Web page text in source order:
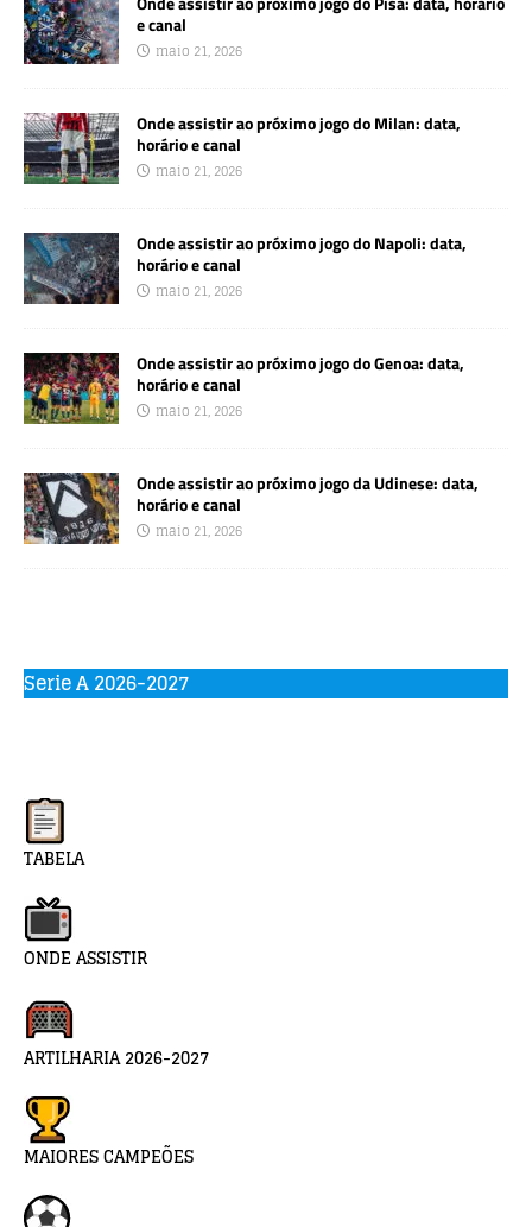
e canal
maio 21, 2026
Onde assistir ao próximo jogo do Milan: data,
horário e canal
maio 21, 2026
Onde assistir ao próximo jogo do Napoli: data,
horário e canal
maio 21, 2026
Onde assistir ao próximo jogo do Genoa: data,
horário e canal
maio 21, 2026
Onde assistir ao próximo jogo da Udinese: data,
horário e canal
maio 21, 2026
Serie A 2026-2027
TABELA
ONDE ASSISTIR
ARTILHARIA 2026-2027
MAIORES CAMPEÕES